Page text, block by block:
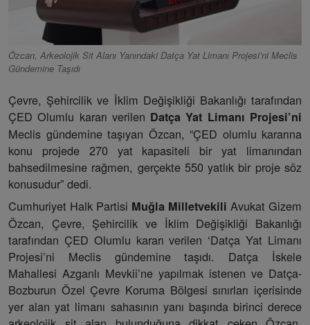
Özcan, Arkeolojik Sit Alanı Yanındaki Datça Yat Limanı Projesi’ni Meclis
Gündemine Taşıdı
Çevre, Şehircilik ve İklim Değişikliği Bakanlığı tarafından
ÇED Olumlu kararı verilen Datça Yat Limanı Projesi’ni
Meclis gündemine taşıyan Özcan, “ÇED olumlu kararına
konu projede 270 yat kapasiteli bir yat limanından
bahsedilmesine rağmen, gerçekte 550 yatlık bir proje söz
konusudur” dedi.
Cumhuriyet Halk Partisi Muğla Milletvekili Avukat Gizem
Özcan, Çevre, Şehircilik ve İklim Değişikliği Bakanlığı
tarafından ÇED Olumlu kararı verilen ‘Datça Yat Limanı
Projesi’ni Meclis gündemine taşıdı. Datça İskele
Mahallesi Azganlı Mevkii’ne yapılmak istenen ve Datça-
Bozburun Özel Çevre Koruma Bölgesi sınırları içerisinde
yer alan yat limanı sahasının yanı başında birinci derece